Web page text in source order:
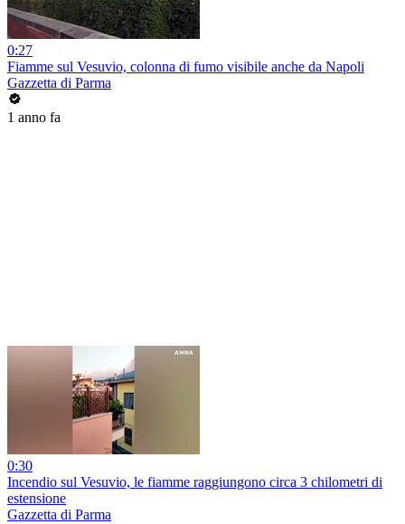
0:27
Fiamme sul Vesuvio, colonna di fumo visibile anche da Napoli
Gazzetta di Parma
1 anno fa
0:30
Incendio sul Vesuvio, le fiamme raggiungono circa 3 chilometri di
estensione
Gazzetta di Parma